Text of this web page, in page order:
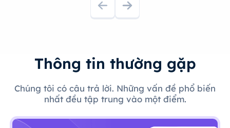
Thông tin thường gặp
Chúng tôi có câu trả lời. Những vấn đề phổ biến
nhất đều tập trung vào một điểm.